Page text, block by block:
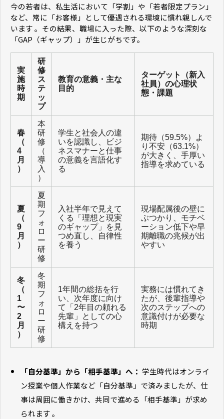
今の若者は、私生活において「学割」や「若者限定プラン」
など、常に「お客様」として優遇される環境に慣れ親しんで
います 。その結果、職場に入った際、以下のような深刻な
「GAP（ギャップ）」が生じがちです。
実
施
時
期
研
修
ス
テ
ッ
プ
教育の意義・主な
目的
ターゲット（新入
社員）の心理状
態・課題
春
（
4
月
）
本
研
修
（
導
入
）
学生と社会人の違
いを認識し、ビジ
ネスマナーと仕事
の意義を言語化す
る
期待（59.5%）よ
り不安（63.1%）
が大きく、手厚い
指導を求めている
夏
（
9
月
）
夏
期
フ
ォ
ロ
ー
研
修
入社半年で見えて
くる「理想と現実
のギャップ」を見
つめ直し、自律性
を養う
現場配属後の壁に
ぶつかり、モチベ
ーション低下や早
期離職の兆候が出
やすい
冬
（
1
〜
2
月
）
冬
期
フ
ォ
ロ
ー
研
修
1年間の総括を行
い、次年度に向け
て「2年目の頼れる
先輩」としての心
構えを持つ
実務には慣れてき
たが、後輩指導や
次のステップへの
意識付けが必要な
時期
「自分基準」から「相手基準」へ： 学生時代はオンライ
ン授業や個人作業など「自分基準」で済みましたが、仕
事は周囲に働きかけ、共同で進める「相手基準」が求め
られます 。